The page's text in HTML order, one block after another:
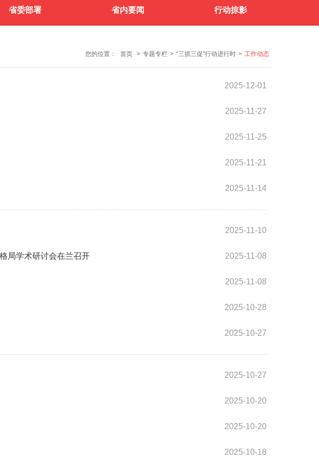
省委部署 省内要闻 行动掠影
您的位置： 首页 > 专题专栏 > “三抓三促”行动进行时 > 工作动态
2025-12-01
2025-11-27
2025-11-25
2025-11-21
2025-11-14
2025-11-10
2025-11-08
局学术研讨会在兰召开
2025-11-08
2025-10-28
2025-10-27
2025-10-27
2025-10-20
2025-10-20
2025-10-18